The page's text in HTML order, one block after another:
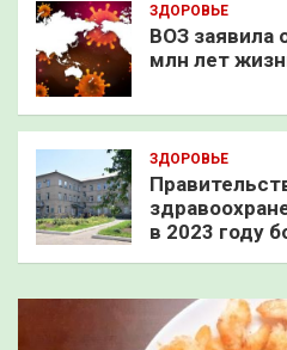
ЗДОРОВЬЕ
ВОЗ заявила
млн лет
ЗДОРОВЬЕ
в 2023 году